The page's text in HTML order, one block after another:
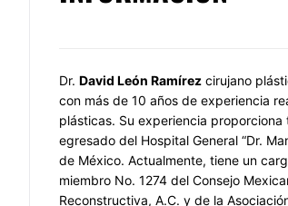
Dr. David León Ramírez cirujano
con más de 10 años de experiencia
plásticas. Su experiencia
egresado del Hospital General “Dr.
de México. Actualmente, tiene un
miembro No. 1274 del Consejo
Reconstructiva, A.C. y de la